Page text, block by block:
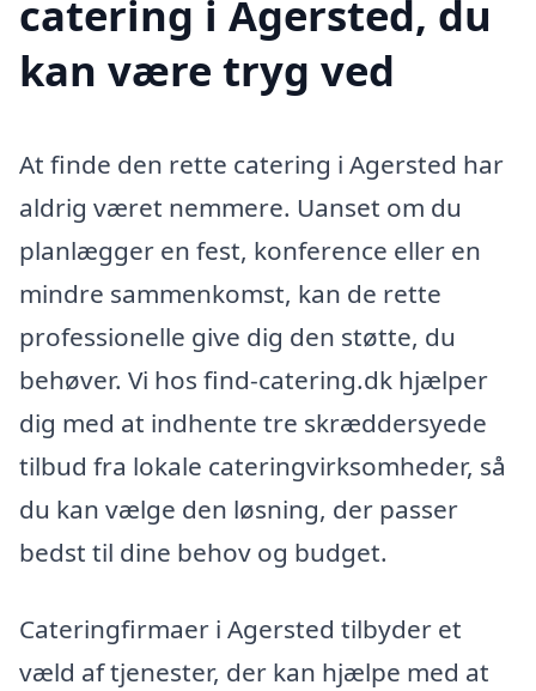
catering i Agersted, du
kan være tryg ved
At finde den rette catering i Agersted har
aldrig været nemmere. Uanset om du
planlægger en fest, konference eller en
mindre sammenkomst, kan de rette
professionelle give dig den støtte, du
behøver. Vi hos find-catering.dk hjælper
dig med at indhente tre skræddersyede
tilbud fra lokale cateringvirksomheder, så
du kan vælge den løsning, der passer
bedst til dine behov og budget.
Cateringfirmaer i Agersted tilbyder et
væld af tjenester, der kan hjælpe med at